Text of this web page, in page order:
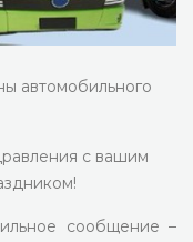
автомобильного
с вашим
сообщение –